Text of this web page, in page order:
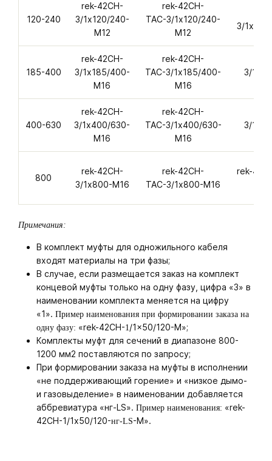
120-240
rek-42CH-
3/1х120/240-
M12
rek-42CH-
ТАС-3/1х120/240-
M12
3/
185-400
rek-42CH-
3/1х185/400-
M16
rek-42CH-
ТАС-3/1х185/400-
M16
3/
400-630
rek-42CH-
3/1х400/630-
M16
rek-42CH-
ТАС-3/1х400/630-
M16
3/
800
rek-42CH-
3/1х800-M16
rek-42CH-
ТАС-3/1х800-M16
rek-
Примечания:
В комплект муфты для одножильного кабеля
входят материалы на три фазы;
В случае, если размещается заказ на комплект
концевой муфты только на одну фазу, цифра «3» в
наименовании комплекта меняется на цифру
«1». Пример наименования при формировании заказа на
одну фазу: «rek-42CH-1/1x50/120-M»;
Комплекты муфт для сечений в диапазоне 800-
1200 мм2 поставляются по запросу;
При формировании заказа на муфты в исполнении
«не поддерживающий горение» и «низкое дымо-
и газовыделение» в наименовании добавляется
аббревиатура «нг-LS». Пример наименования: «rek-
42CH-1/1х50/120-нг-LS-M».